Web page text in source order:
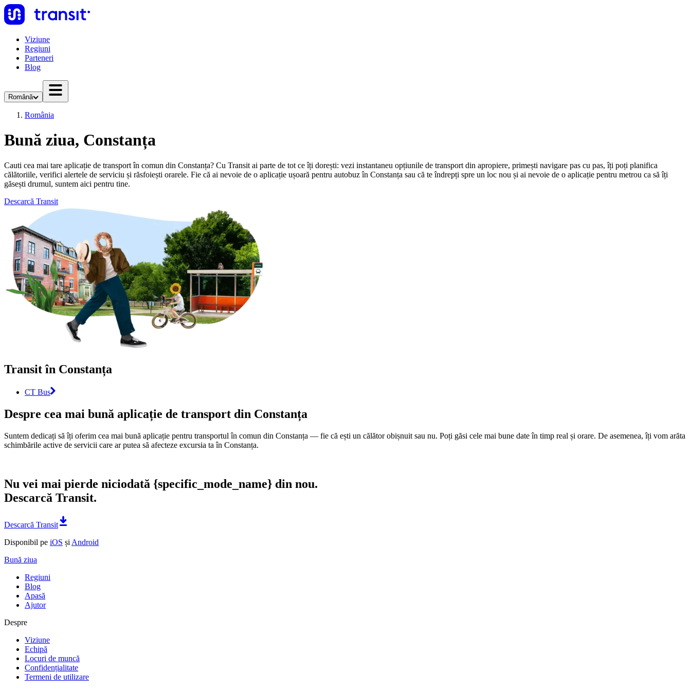
Viziune
Regiuni
Parteneri
Blog
Română
România
Bună ziua, Constanța
Cauti cea mai tare aplicație de transport în comun din Constanța? Cu Transit ai parte de tot ce îți dorești: vezi instantaneu opțiunile de transport din apropiere, primești navigare pas cu pas, îți poți planifica
călătoriile, verifici alertele de serviciu și răsfoiești orarele. Fie că ai nevoie de o aplicație ușoară pentru autobuz în Constanța sau că te îndrepți spre un loc nou și ai nevoie de o aplicație pentru metrou ca să îți
găsești drumul, suntem aici pentru tine.
Descarcă Transit
Transit în Constanța
CT Bus
Despre cea mai bună aplicație de transport din Constanța
Suntem dedicați să îți oferim cea mai bună aplicație pentru transportul în comun din Constanța — fie că ești un călător obișnuit sau nu. Poți găsi cele mai bune date în timp real și orare. De asemenea, îți vom arăta
schimbările active de servicii care ar putea să afecteze excursia ta în Constanța.
Nu vei mai pierde niciodată {specific_mode_name} din nou.
Descarcă Transit.
Descarcă Transit
Disponibil pe iOS și Android
Bună ziua
Regiuni
Blog
Apasă
Ajutor
Despre
Viziune
Echipă
Locuri de muncă
Confidențialitate
Termeni de utilizare